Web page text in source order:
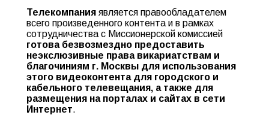
Телекомпания является правообладателем
всего произведенного контента и в рамках
сотрудничества с Миссионерской комиссией
готова безвозмездно предоставить
неэкслюзивные права викариатствам и
благочиниям г. Москвы для использования
этого видеоконтента для городского и
кабельного телевещания, а также для
размещения на порталах и сайтах в сети
Интернет.